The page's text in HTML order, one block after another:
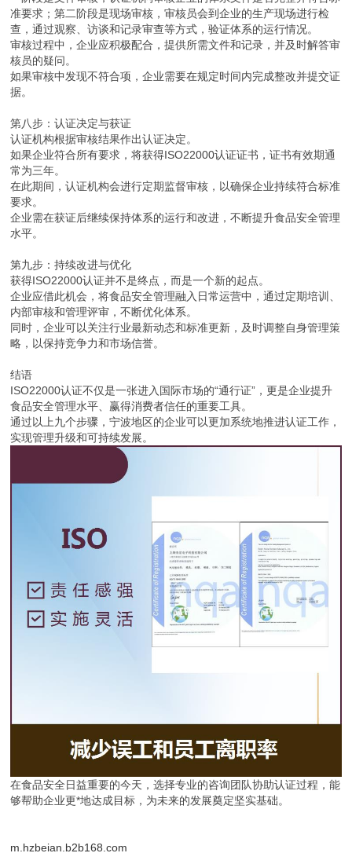
准要求；第二阶段是现场审核，审核员会到企业的生产现场进行检
查，通过观察、访谈和记录审查等方式，验证体系的运行情况。
审核过程中，企业应积极配合，提供所需文件和记录，并及时解答审
核员的疑问。
如果审核中发现不符合项，企业需要在规定时间内完成整改并提交证
据。
第八步：认证决定与获证
认证机构根据审核结果作出认证决定。
如果企业符合所有要求，将获得ISO22000认证证书，证书有效期通
常为三年。
在此期间，认证机构会进行定期监督审核，以确保企业持续符合标准
要求。
企业需在获证后继续保持体系的运行和改进，不断提升食品安全管理
水平。
第九步：持续改进与优化
获得ISO22000认证并不是终点，而是一个新的起点。
企业应借此机会，将食品安全管理融入日常运营中，通过定期培训、
内部审核和管理评审，不断优化体系。
同时，企业可以关注行业最新动态和标准更新，及时调整自身管理策
略，以保持竞争力和市场信誉。
结语
ISO22000认证不仅是一张进入国际市场的“通行证”，更是企业提升
食品安全管理水平、赢得消费者信任的重要工具。
通过以上九个步骤，宁波地区的企业可以更加系统地推进认证工作，
实现管理升级和可持续发展。
在食品安全日益重要的今天，选择专业的咨询团队协助认证过程，能
够帮助企业更*地达成目标，为未来的发展奠定坚实基础。
m.hzbeian.b2b168.com